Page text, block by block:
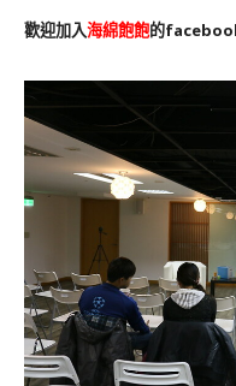
歡迎加入海綿飽飽的